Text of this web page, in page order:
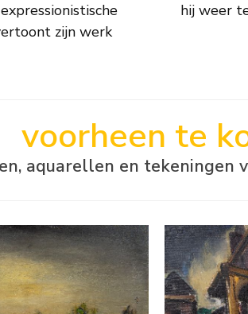
zijn werk
hij weer
voorheen te
aquarellen en tekeningen